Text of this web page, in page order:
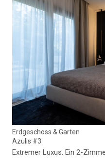
Erdgeschoss & Garten
Azulis #3
Extremer Luxus. Ein 2-